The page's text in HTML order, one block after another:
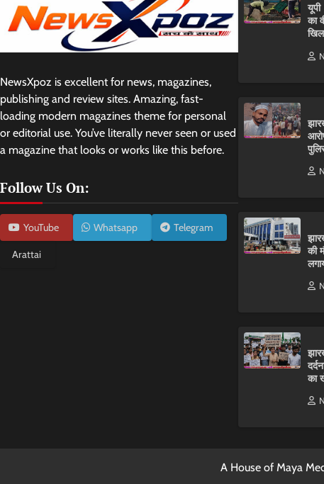
NewsXpoz is excellent for news, magazines,
publishing and review sites. Amazing, fast-
loading modern magazines theme for personal
or editorial use. You’ve literally never seen or used
a magazine that looks or works like this before.
Follow Us On:
YouTube Whatsapp Telegram
Arattai
का
की
का
A House of Maya